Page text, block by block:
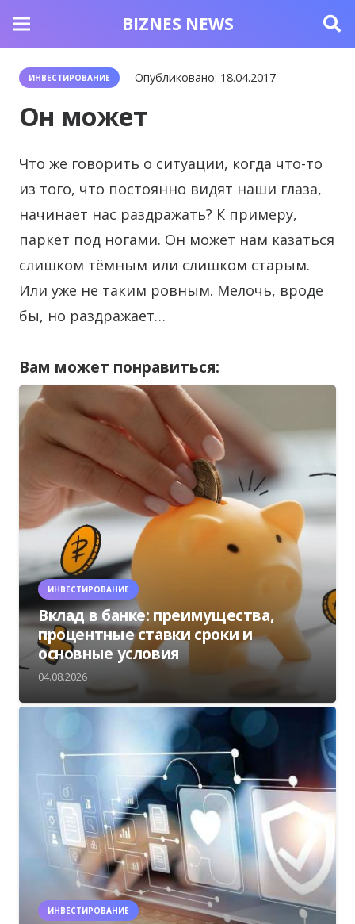
BIZNES NEWS
ИНВЕСТИРОВАНИЕ Опубликовано: 18.04.2017
Он может
Что же говорить о ситуации, когда что-то
из того, что постоянно видят наши глаза,
начинает нас раздражать? К примеру,
паркет под ногами. Он может нам казаться
слишком тёмным или слишком старым.
Или уже не таким ровным. Мелочь, вроде
бы, но раздражает…
Вам может понравиться:
ИНВЕСТИРОВАНИЕ
Вклад в банке: преимущества,
процентные ставки сроки и
основные условия
04.08.2026
ИНВЕСТИРОВАНИЕ